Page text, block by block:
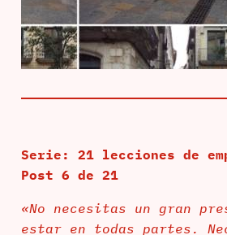
Serie: 21 lecciones de
Post 6 de 21
«No necesitas un gran
estar en todas partes.